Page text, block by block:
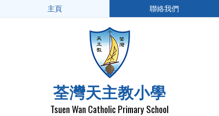
荃灣天主教小學
Tsuen Wan Catholic Primary School
主頁 聯絡我們